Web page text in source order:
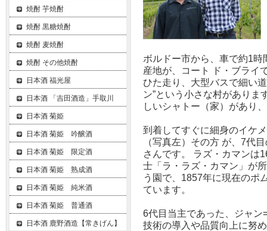
ボルドー市から、車で約1
産地が、コート ド・ブライ
ひた走り、大型バスで細い
ン”という小さな村がありま
しいシャトー（家）があり
到着してすぐに細身のイケ
（写真左）その方 が、7代
さんです。 ラズ・カマンは
士「ラ・ラズ・カマン」が
う園で、1857年に現在のポ
ています。
6代目当主であった、ジャ
技術の導入や品質向上に努
焼酎 芋焼酎
焼酎 黒糖焼酎
焼酎 麦焼酎
焼酎 その他焼酎
日本酒 福光屋
日本酒 「吉田酒造」手取川
日本酒 菊姫
日本酒 菊姫 吟醸酒
日本酒 菊姫 限定酒
日本酒 菊姫 熟成酒
日本酒 菊姫 純米酒
日本酒 菊姫 普通酒
日本酒 鹿野酒造【常きげん】